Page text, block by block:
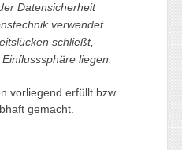
Datensicherheit
verwendet
schließt,
liegen.
vorliegend erfüllt bzw.
gemacht.